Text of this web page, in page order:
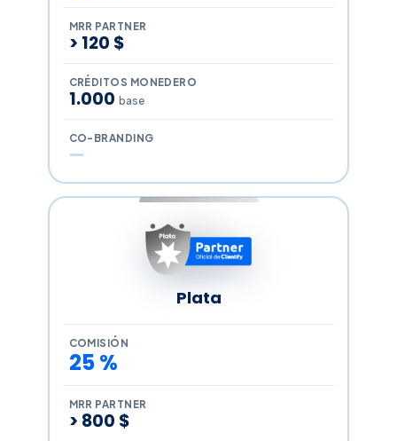
MRR PARTNER
> 120 $
CRÉDITOS MONEDERO
1.000 base
CO-BRANDING
—
Plata
COMISIÓN
25 %
MRR PARTNER
> 800 $